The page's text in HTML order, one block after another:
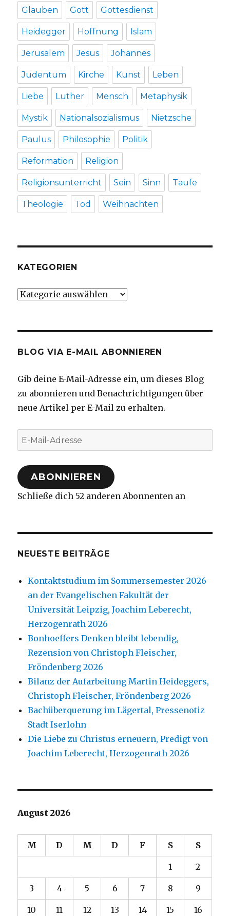
Glauben Gott Gottesdienst
Heidegger Hoffnung Islam
Jerusalem Jesus Johannes
Judentum Kirche Kunst Leben
Liebe Luther Mensch Metaphysik
Mystik Nationalsozialismus Nietzsche
Paulus Philosophie Politik
Reformation Religion
Religionsunterricht Sein Sinn Taufe
Theologie Tod Weihnachten
KATEGORIEN
Kategorien
BLOG VIA E-MAIL ABONNIEREN
Gib deine E-Mail-Adresse ein, um dieses Blog
zu abonnieren und Benachrichtigungen über
neue Artikel per E-Mail zu erhalten.
E-
Mail-
Adresse
ABONNIEREN
Schließe dich 52 anderen Abonnenten an
NEUESTE BEITRÄGE
Kontaktstudium im Sommersemester 2026
an der Evangelischen Fakultät der
Universität Leipzig, Joachim Leberecht,
Herzogenrath 2026
Bonhoeffers Denken bleibt lebendig,
Rezension von Christoph Fleischer,
Fröndenberg 2026
Bilanz der Aufarbeitung Martin Heideggers,
Christoph Fleischer, Fröndenberg 2026
Bachüberquerung im Lägertal, Pressenotiz
Stadt Iserlohn
Die Liebe zu Christus erneuern, Predigt von
Joachim Leberecht, Herzogenrath 2026
August 2026
M D M D F S S
1 2
3 4 5 6 7 8 9
10 11 12 13 14 15 16